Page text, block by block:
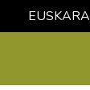
EUSKARA